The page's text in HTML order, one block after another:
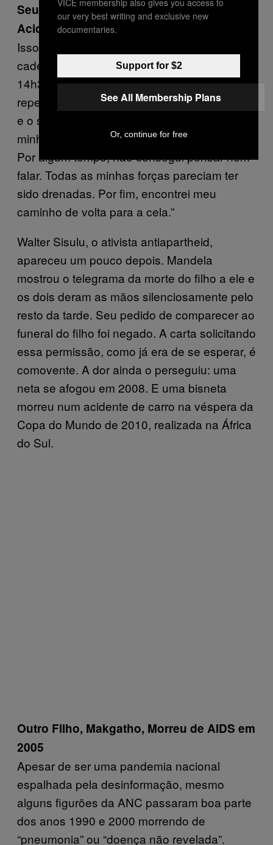
Seu Filho Mais Velho Morreu Num
Acidente de Carro aos 24 Anos
Isso aconteceu quando Mandela estava na
cadeia. “Recebi a notícia por volta das
14h30”, ele escreveu mais tarde. “De
repente, meu coração pareceu parar de bater
e o sangue quente, que corria livremente em
minhas veias nos últimos 51 anos, congelou.
Por algum tempo, não consegui pensar nem
falar. Todas as minhas forças pareciam ter
sido drenadas. Por fim, encontrei meu
caminho de volta para a cela.”
Walter Sisulu, o ativista antiapartheid,
apareceu um pouco depois. Mandela
mostrou o telegrama da morte do filho a ele e
os dois deram as mãos silenciosamente pelo
resto da tarde. Seu pedido de comparecer ao
funeral do filho foi negado. A carta solicitando
essa permissão, como já era de se esperar, é
comovente. A dor ainda o perseguiu: uma
neta se afogou em 2008. E uma bisneta
morreu num acidente de carro na véspera da
Copa do Mundo de 2010, realizada na África
do Sul.
Outro Filho, Makgatho, Morreu de AIDS em
2005
Apesar de ser uma pandemia nacional
espalhada pela desinformação, mesmo
alguns figurões da ANC passaram boa parte
dos anos 1990 e 2000 morrendo de
“pneumonia” ou “doença não revelada”.
our very best writing and exclusive new
documentaries.
Support for $2
See All Membership Plans
Or, continue for free